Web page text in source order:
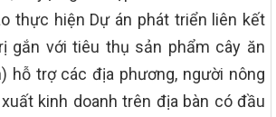
thực hiện Dự án phát triển liên kết
gắn với tiêu thụ sản phẩm cây ăn
hỗ trợ các địa phương, người nông
kinh doanh trên địa bàn có đầu